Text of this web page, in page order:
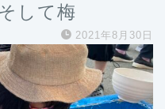
して梅
2021年8月30日